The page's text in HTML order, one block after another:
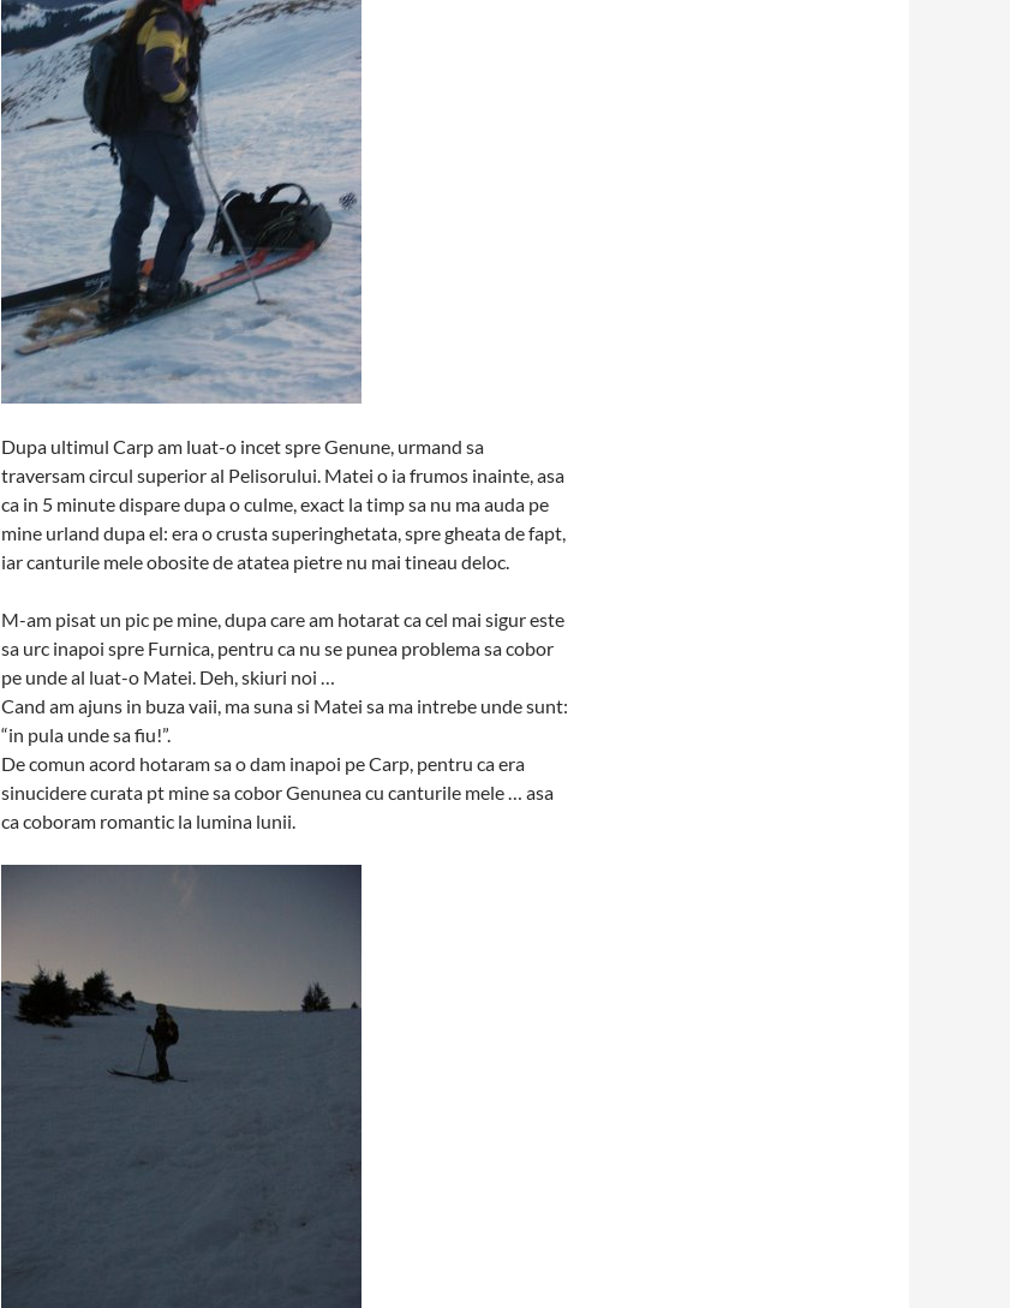
Dupa ultimul Carp am luat-o incet spre Genune, urmand sa
traversam circul superior al Pelisorului. Matei o ia frumos inainte, asa
ca in 5 minute dispare dupa o culme, exact la timp sa nu ma auda pe
mine urland dupa el: era o crusta superinghetata, spre gheata de fapt,
iar canturile mele obosite de atatea pietre nu mai tineau deloc.
M-am pisat un pic pe mine, dupa care am hotarat ca cel mai sigur este
sa urc inapoi spre Furnica, pentru ca nu se punea problema sa cobor
pe unde al luat-o Matei. Deh, skiuri noi …
Cand am ajuns in buza vaii, ma suna si Matei sa ma intrebe unde sunt:
“in pula unde sa fiu!”.
De comun acord hotaram sa o dam inapoi pe Carp, pentru ca era
sinucidere curata pt mine sa cobor Genunea cu canturile mele … asa
ca coboram romantic la lumina lunii.